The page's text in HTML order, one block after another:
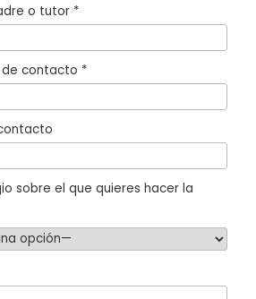
o tutor *
contacto *
sobre el que quieres hacer la